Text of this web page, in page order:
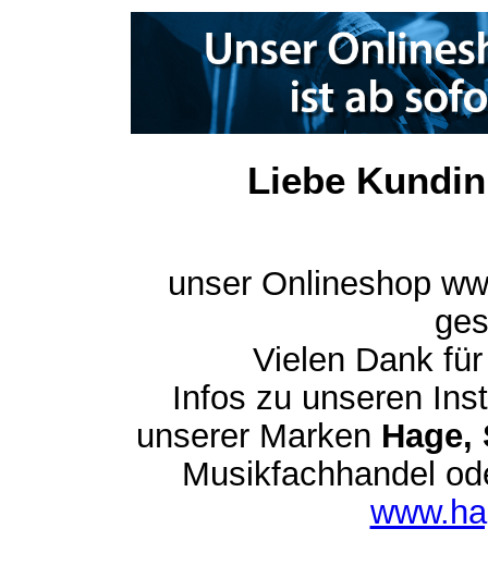
Liebe
unser Onlineshop
Vielen Dank
Infos zu unseren
unserer Marken Hage,
Musikfachhandel